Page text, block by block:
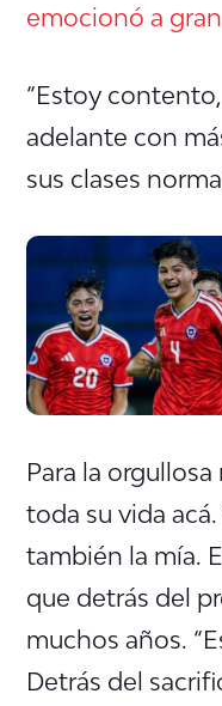
emocionó a
“Estoy
adelante con
sus clases
Para la
toda su vida
también la mía.
que detrás del
muchos años.
Detrás del